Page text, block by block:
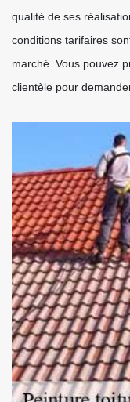
qualité de ses
conditions tarifaires
marché. Vous pouvez
clientèle pour